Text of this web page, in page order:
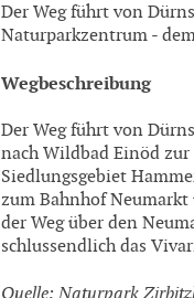
Der Weg führt von
Naturparkzentrum -
Wegbeschreibung
Der Weg führt von
nach Wildbad Einöd
Siedlungsgebiet
zum Bahnhof
der Weg über den
schlussendlich das